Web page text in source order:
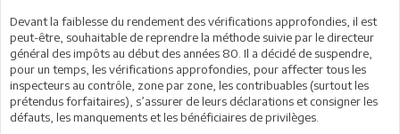
Devant la faiblesse du rendement des vérifications approfondies, il est
peut-être, souhaitable de reprendre la méthode suivie par le directeur
général des impôts au début des années 80. Il a décidé de suspendre,
pour un temps, les vérifications approfondies, pour affecter tous les
inspecteurs au contrôle, zone par zone, les contribuables (surtout les
prétendus forfaitaires), s’assurer de leurs déclarations et consigner les
défauts, les manquements et les bénéficiaires de privilèges.